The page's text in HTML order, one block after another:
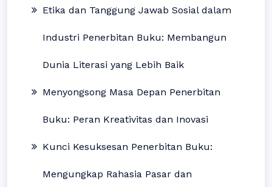
Etika dan Tanggung Jawab Sosial dalam
Industri Penerbitan Buku: Membangun
Dunia Literasi yang Lebih Baik
Menyongsong Masa Depan Penerbitan
Buku: Peran Kreativitas dan Inovasi
Kunci Kesuksesan Penerbitan Buku:
Mengungkap Rahasia Pasar dan